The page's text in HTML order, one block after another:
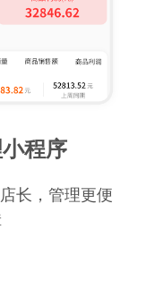
程序
长，管理更便